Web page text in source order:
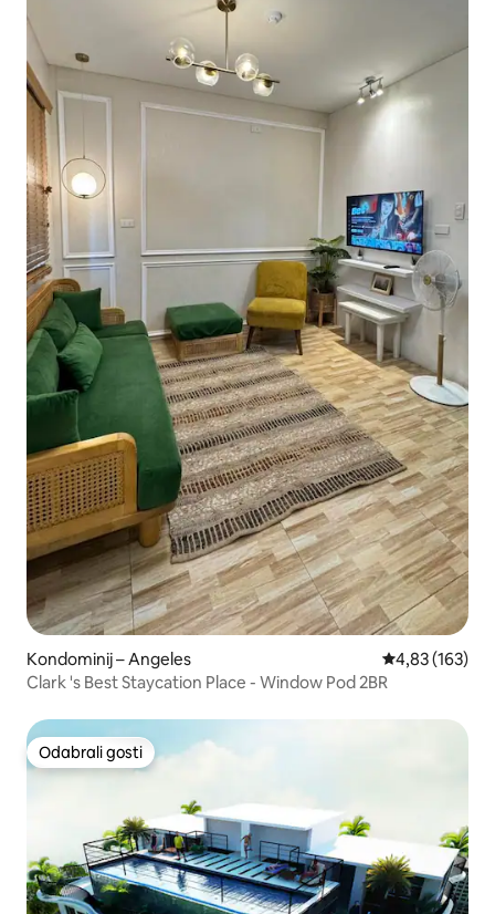
Kondominij – Angeles Prosječna
4,83 (163)
Clark 's Best Staycation Place - Window Pod 2BR
Odabrali gosti
Odabrali gosti